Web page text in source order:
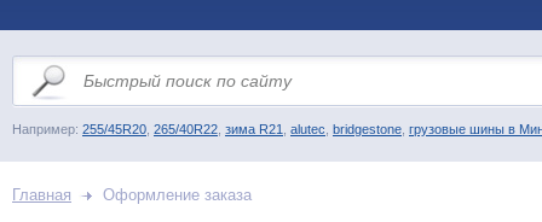
Например: 255/45R20 265/40R22 зима R21 alutec bridgestone грузовые шины в
Главная Оформление заказа